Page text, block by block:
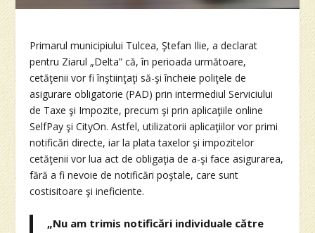
Primarul municipiului Tulcea, Ştefan Ilie, a declarat
pentru Ziarul „Delta” că, în perioada următoare,
cetăţenii vor fi înştiinţaţi să-şi încheie poliţele de
asigurare obligatorie (PAD) prin intermediul Serviciului
de Taxe şi Impozite, precum şi prin aplicaţiile online
SelfPay şi CityOn. Astfel, utilizatorii aplicaţiilor vor primi
notificări directe, iar la plata taxelor şi impozitelor
cetăţenii vor lua act de obligaţia de a-şi face asigurarea,
fără a fi nevoie de notificări poştale, care sunt
costisitoare şi ineficiente.
„Nu am trimis notificări individuale către